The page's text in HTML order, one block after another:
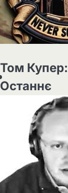
Том Купер:
Останнє